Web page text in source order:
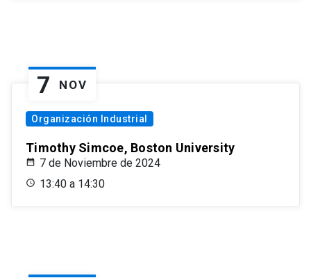
7 NOV
Organización Industrial
Timothy Simcoe, Boston University
7 de Noviembre de 2024
13:40 a 14:30